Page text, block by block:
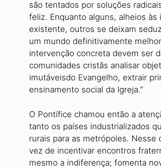
são tentados por soluções
feliz. Enquanto alguns, alheios
existente, outros se deixam
um mundo definitivamente
intervenção concreta devem ser
comunidades cristãs analisar
imutáveis​​do Evangelho, extrair
ensinamento social da Igreja.”
O Pontífice chamou então a
tanto os países industrializados
rurais para as metrópoles.
vez de incentivar encontros
mesmo a indiferença; fomenta